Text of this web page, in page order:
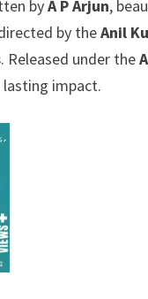
byA P Arjun,
by theAnil
. Released under the
impact.